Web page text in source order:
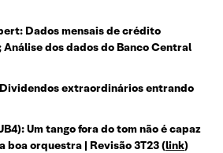
Dados mensais de crédito
dos dados do Banco Central
extraordinários entrando
Um tango fora do tom não é capaz
boa orquestra | Revisão 3T23 (link)